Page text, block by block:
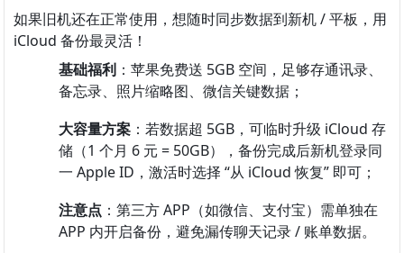
如果旧机还在正常使用，想随时同步数据到新机 / 平板，用
iCloud 备份最灵活！
基础福利 ：苹果免费送 5GB 空间，足够存通讯录、
备忘录、照片缩略图、微信关键数据；
大容量方案 ：若数据超 5GB，可临时升级 iCloud 存
储（1 个月 6 元 = 50GB），备份完成后新机登录同
一 Apple ID，激活时选择 “从 iCloud 恢复” 即可；
注意点 ：第三方 APP（如微信、支付宝）需单独在
APP 内开启备份，避免漏传聊天记录 / 账单数据。